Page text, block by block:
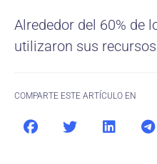
Alrededor del 60% de
utilizaron sus
COMPARTE ESTE ARTÍCULO EN